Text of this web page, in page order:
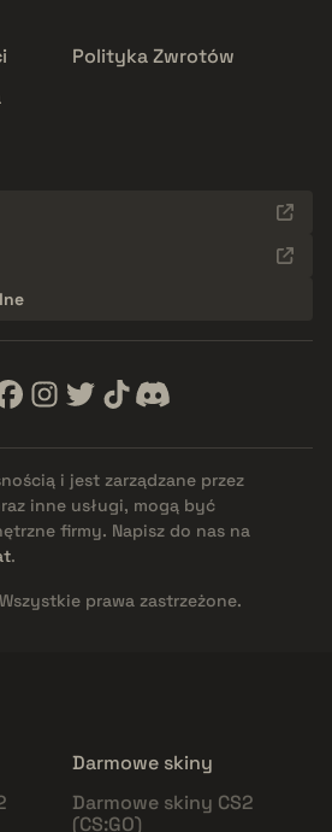
Polityka Zwrotów
i jest zarządzane przez
inne usługi, mogą być
firmy. Napisz do nas na
.
prawa zastrzeżone.
Darmowe skiny
Darmowe skiny CS2
(CS:GO)